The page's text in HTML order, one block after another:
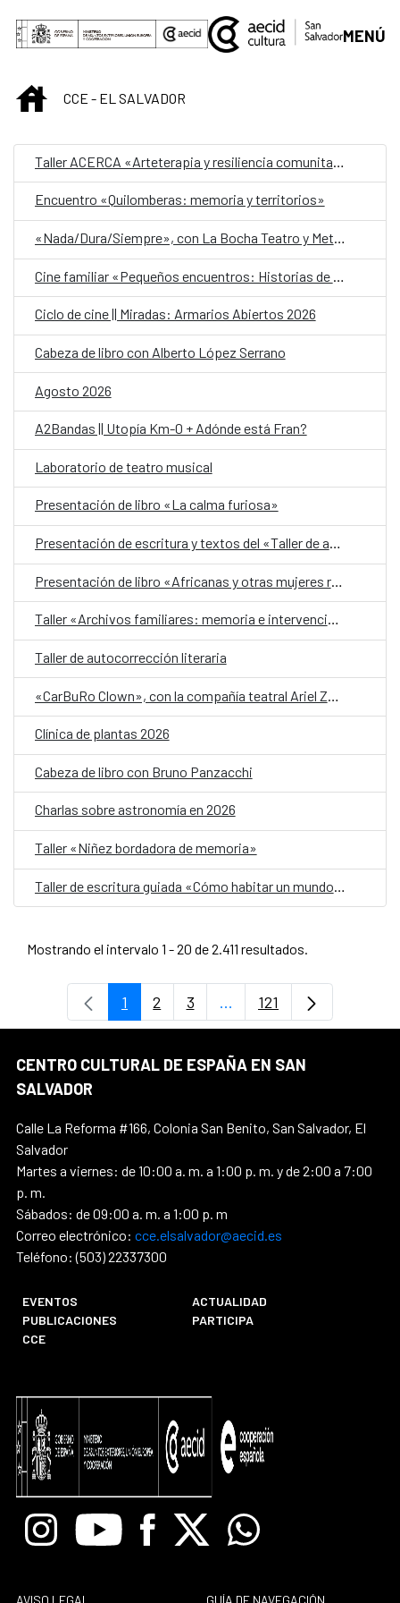
Saltar al contenido principal
MENÚ
INICIOCCE - EL SALVADOR
Encuentro «Quilomberas: memoria y territorios»
«Nada/Dura/Siempre», con La Bocha Teatro y Metafórica
Ciclo de cine || Miradas: Armarios Abiertos 2026
Cabeza de libro con Alberto López Serrano
Agosto 2026
A2Bandas || Utopía Km-0 + Adónde está Fran?
Laboratorio de teatro musical
Presentación de libro «La calma furiosa»
Presentación de escritura y textos del «Taller de autobiografía para mujeres 70+»
Presentación de libro «Africanas y otras mujeres racializadas»
Taller «Archivos familiares: memoria e intervención»
Taller de autocorrección literaria
Clínica de plantas 2026
Cabeza de libro con Bruno Panzacchi
Charlas sobre astronomía en 2026
Taller «Niñez bordadora de memoria»
Mostrando el intervalo 1 - 20 de 2.411 resultados.
Página
1 Página
2 Página
3 ...Páginas intermedias Use
Página
121
CENTRO CULTURAL DE ESPAÑA EN SAN
SALVADOR
Calle La Reforma #166, Colonia San Benito, San Salvador, El
Salvador
Martes a viernes: de 10:00 a. m. a 1:00 p. m. y de 2:00 a 7:00
p. m.
Sábados: de 09:00 a. m. a 1:00 p. m
Correo electrónico: cce.elsalvador@aecid.es
Teléfono: (503) 22337300
EVENTOS
ACTUALIDAD
PUBLICACIONES
PARTICIPA
CCE
InstagramYoutube Facebook
X Whatsapp